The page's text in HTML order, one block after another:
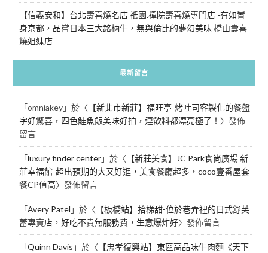
【信義安和】台北壽喜燒名店 祇園.禪院壽喜燒專門店 -有如置
身京都，品嘗日本三大銘柄牛，無與倫比的夢幻美味 橋山壽喜
燒姐妹店
最新留言
「omniakey」於〈 【新北市新莊】福旺亭-烤吐司客製化的餐盤
字好驚喜，四色鮭魚飯美味好拍，連飲料都漂亮極了！ 〉發佈
留言
「luxury finder center」於〈 【新莊美食】JC Park食尚廣場 新
莊幸福館-超出預期的大又好逛，美食餐廳超多，coco壹番屋套
餐CP值高〉發佈留言
「Avery Patel 」於〈 【板橋站】拾梯甜-位於巷弄裡的日式舒芙
蕾專賣店，好吃不貴無服務費，生意爆炸好〉發佈留言
「Quinn Davis 」於〈 【忠孝復興站】東區高品味牛肉麵《天下